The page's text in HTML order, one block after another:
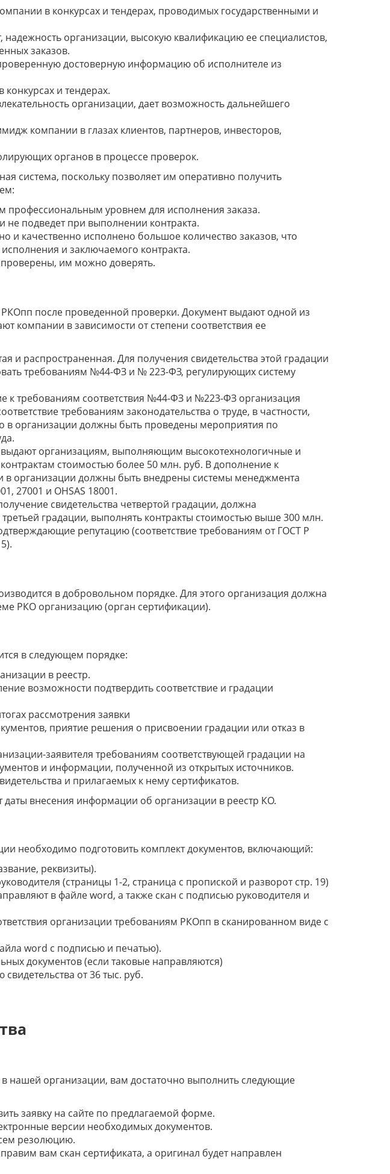
в конкурсах и тендерах, проводимых государственными и
организации, высокую квалификацию ее специалистов,
заказов.
достоверную информацию об исполнителе из
и тендерах.
организации, дает возможность дальнейшего
компании в глазах клиентов, партнеров, инвесторов,
органов в процессе проверок.
система, поскольку позволяет им оперативно получить
профессиональным уровнем для исполнения заказа.
подведет при выполнении контракта.
и качественно исполнено большое количество заказов, что
и заключаемого контракта.
им можно доверять.
РКОпп после проведенной проверки. Документ выдают одной из
компании в зависимости от степени соответствия ее
и распространенная. Для получения свидетельства этой градации
требованиям №44-ФЗ и № 223-ФЗ, регулирующих систему
к требованиям соответствия №44-ФЗ и №223-ФЗ организация
требованиям законодательства о труде, в частности,
в организации должны быть проведены мероприятия по
выдают организациям, выполняющим высокотехнологичные и
стоимостью более 50 млн. руб. В дополнение к
в организации должны быть внедрены системы менеджмента
27001 и OHSAS 18001.
свидетельства четвертой градации, должна
градации, выполнять контракты стоимостью выше 300 млн.
репутацию (соответствие требованиям от ГОСТ Р
в добровольном порядке. Для этого организация должна
РКО организацию (орган сертификации).
в следующем порядке:
в реестр.
возможности подтвердить соответствие и градации
рассмотрения заявки
приятие решения о присвоении градации или отказ в
заявителя требованиям соответствующей градации на
и информации, полученной из открытых источников.
и прилагаемых к нему сертификатов.
даты внесения информации об организации в реестр КО.
необходимо подготовить комплект документов, включающий:
реквизиты).
(страницы 1-2, страница с пропиской и разворот стр. 19)
в файле word, а также скан с подписью руководителя и
организации требованиям РКОпп в сканированном виде с
word с подписью и печатью).
документов (если таковые направляются)
от 36 тыс. руб.
нашей организации, вам достаточно выполнить следующие
заявку на сайте по предлагаемой форме.
версии необходимых документов.
резолюцию.
вам скан сертификата, а оригинал будет направлен